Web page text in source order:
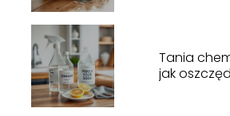
Tania
jak